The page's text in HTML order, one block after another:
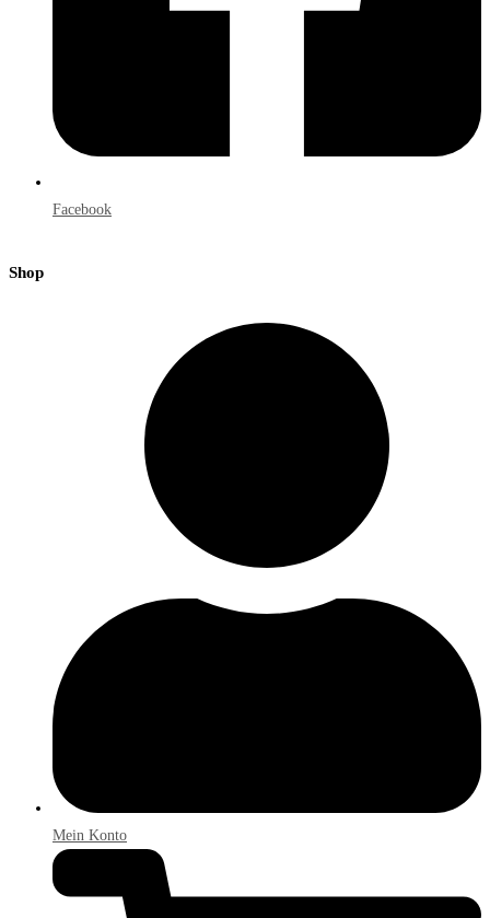
Facebook
Shop
Mein Konto